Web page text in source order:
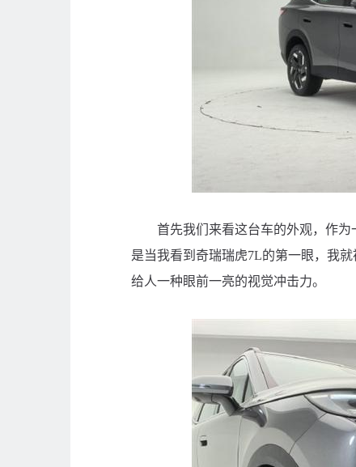
首先我们来看这台车的外观，作为
是当我看到奇瑞瑞虎7L的第一眼，我
给人一种眼前一亮的视觉冲击力。